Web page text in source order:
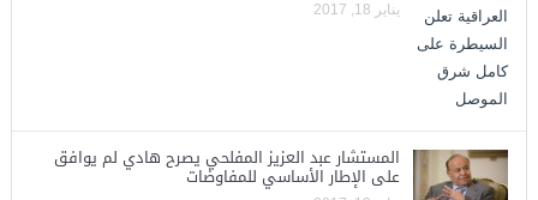
يناير 18, 2017
المستشار عبد العزيز المفلحي يصرح هادي لم يوافق
على الإطار الأساسي للمفاوضات